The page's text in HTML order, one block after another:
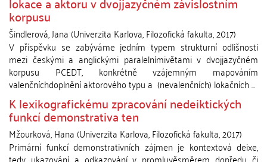
korpusu
Šindlerová, Jana(Univerzita Karlova, Filozofická fakulta,2017)
V příspěvku se zabýváme jedním typem strukturní odlišnosti
mezi českými a anglickými paralelnímivětami v dvojjazyčném
korpusu PCEDT, konkrétně vzájemným mapováním
valenčníchdoplnění aktorového typu a (nevalenčních) lokačních ...
K lexikografickému zpracování nedeiktických
funkcí demonstrativa ten
Mžourková, Hana(Univerzita Karlova, Filozofická fakulta,2017)
Primární funkcí demonstrativních zájmen je kontextová deixe,